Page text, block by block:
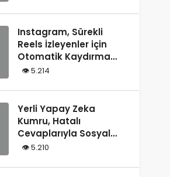
Instagram, Sürekli
Reels İzleyenler için
Otomatik Kaydırma
Özelliğini Test Ediyor
5.214
Yerli Yapay Zeka
Kumru, Hatalı
Cevaplarıyla Sosyal
Medyada Gündem
5.210